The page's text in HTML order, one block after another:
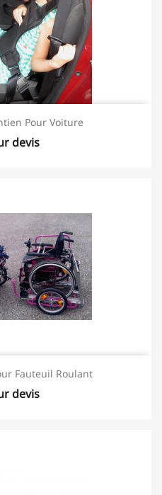
Pour Voiture
devis
Fauteuil Roulant
devis